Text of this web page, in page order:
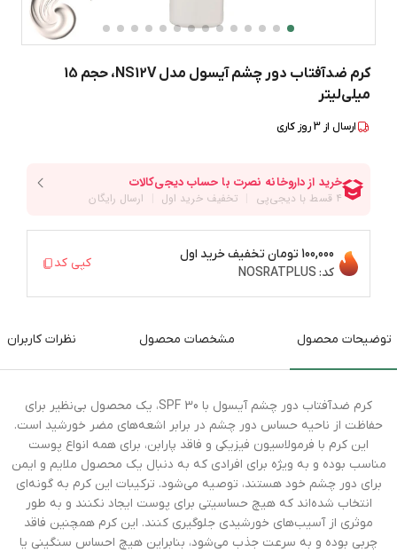
کرم ضدآفتاب دور چشم آیسول مدل NS12V، حجم 15
میلی‌لیتر
ارسال از 3روز کاری
100,000 تومان
تخفیف خرید اول
کد: NOSRATPLUS
کپی کد
توضیحات محصول مشخصات محصول نظرات کاربران
کرم ضدآفتاب دور چشم آیسول با SPF 30، یک محصول بی‌نظیر برای
حفاظت از ناحیه حساس دور چشم در برابر اشعه‌های مضر خورشید است.
این کرم با فرمولاسیون فیزیکی و فاقد پارابن، برای همه انواع پوست
مناسب بوده و به ویژه برای افرادی که به دنبال یک محصول ملایم و ایمن
برای دور چشم خود هستند، توصیه می‌شود. ترکیبات این کرم به گونه‌ای
انتخاب شده‌اند که هیچ حساسیتی برای پوست ایجاد نکنند و به طور
موثری از آسیب‌های خورشیدی جلوگیری کنند. این کرم همچنین فاقد
چربی بوده و به سرعت جذب می‌شود، بنابراین هیچ احساس سنگینی یا